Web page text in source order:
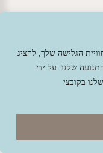
הגלישה שלך, להציג
שלנו. על ידי
בקובצי
ואינטרנט